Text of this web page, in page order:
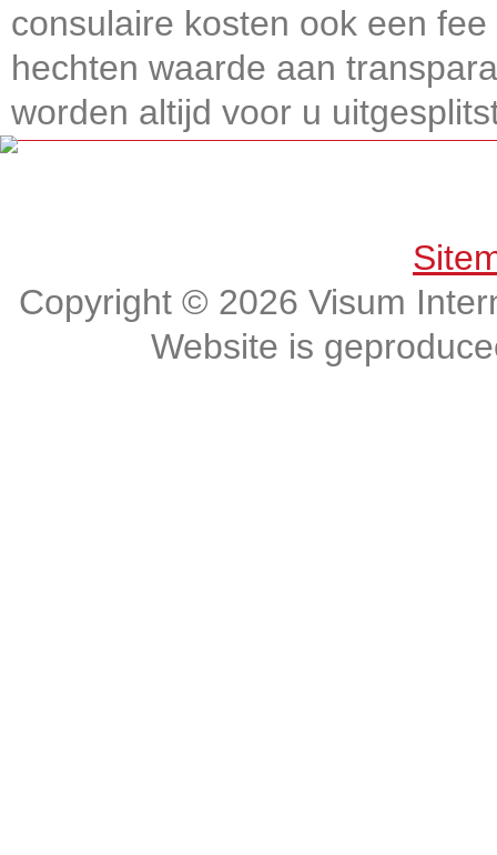
consulaire kosten ook een
hechten waarde aan
worden altijd voor u
Copyright © 2026 Visum
Website is